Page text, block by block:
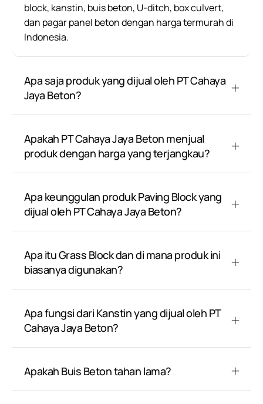
block, kanstin, buis beton, U-ditch, box culvert,
dan pagar panel beton dengan harga termurah di
Indonesia.
Apa saja produk yang dijual oleh PT Cahaya
Jaya Beton?
Apakah PT Cahaya Jaya Beton menjual
produk dengan harga yang terjangkau?
Apa keunggulan produk Paving Block yang
dijual oleh PT Cahaya Jaya Beton?
Apa itu Grass Block dan di mana produk ini
biasanya digunakan?
Apa fungsi dari Kanstin yang dijual oleh PT
Cahaya Jaya Beton?
Apakah Buis Beton tahan lama?